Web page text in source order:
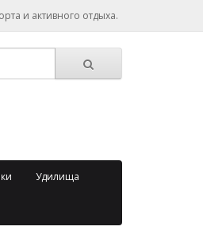
и активного отдыха.
Удилища